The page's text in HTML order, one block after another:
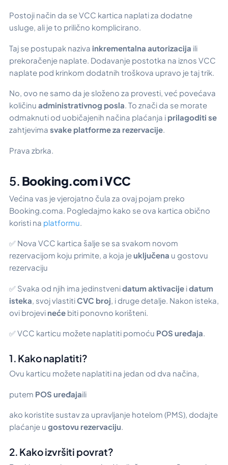
Postoji način da se VCC kartica naplati za dodatne
usluge, ali je to prilično komplicirano.
Taj se postupak naziva inkrementalna autorizacija ili
prekoračenje naplate. Dodavanje postotka na iznos VCC
naplate pod krinkom dodatnih troškova upravo je taj trik.
No, ovo ne samo da je složeno za provesti, već povećava
količinu administrativnog posla. To znači da se morate
odmaknuti od uobičajenih načina plaćanja i prilagoditi se
zahtjevima svake platforme za rezervacije.
Prava zbrka.
5. Booking.com i VCC
Većina vas je vjerojatno čula za ovaj pojam preko
Booking.coma. Pogledajmo kako se ova kartica obično
koristi na platformu.
✅ Nova VCC kartica šalje se sa svakom novom
rezervacijom koju primite, a koja jeuključena u gostovu
rezervaciju
✅ Svaka od njih ima jedinstvenidatum aktivacije idatum
isteka, svoj vlastitiCVC broj, i druge detalje. Nakon isteka,
ovi brojevi neće biti ponovno korišteni.
✅ VCC karticu možete naplatiti pomoću POS uređaja.
1. Kako naplatiti?
Ovu karticu možete naplatiti na jedan od dva načina,
putem POS uređajaili
ako koristite sustav za upravljanje hotelom (PMS), dodajte
plaćanje u gostovu rezervaciju.
2. Kako izvršiti povrat?